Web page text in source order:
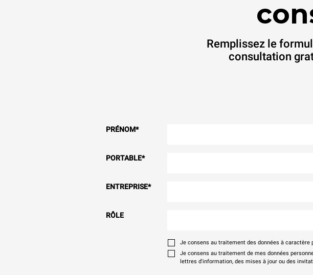
Remplissez le
consultation
PRÉNOM*
PORTABLE*
ENTREPRISE*
RÔLE
Je consens au traitement des données à caractère
Je consens au traitement de mes données
lettres d'information, des mises à jour ou des